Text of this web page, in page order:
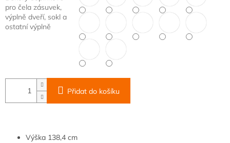
pro čela zásuvek,
výplně dveří, sokl a
ostatní výplně
Přidat do košíku
Výška 138,4 cm